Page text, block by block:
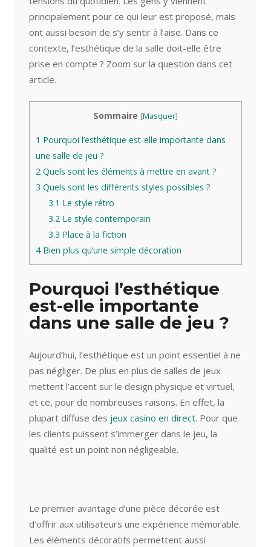
principalement pour ce qui leur est proposé, mais
ont aussi besoin de s’y sentir à l’aise. Dans ce
contexte, l’esthétique de la salle doit-elle être
prise en compte ? Zoom sur la question dans cet
article.
Sommaire [Masquer]
1 Pourquoi l’esthétique est-elle importante dans
une salle de jeu ?
2 Quels sont les éléments à mettre en avant ?
3 Quels sont les différents styles possibles ?
3.1 Le style rétro
3.2 Le style contemporain
3.3 Place à la fiction
4Bien plus qu’une simple décoration
Pourquoi l’esthétique
est-elle importante
dans une salle de jeu ?
Aujourd’hui, l’esthétique est un point essentiel à ne
pas négliger. De plus en plus de salles de jeux
mettent l’accent sur le design physique et virtuel,
et ce, pour de nombreuses raisons. En effet, la
plupart diffuse des jeux casino en direct. Pour que
les clients puissent s’immerger dans le jeu, la
qualité est un point non négligeable.
Le premier avantage d’une pièce décorée est
d’offrir aux utilisateurs une expérience mémorable.
Les éléments décoratifs permettent aussi